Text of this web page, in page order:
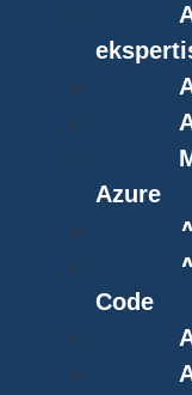
Azure
Code